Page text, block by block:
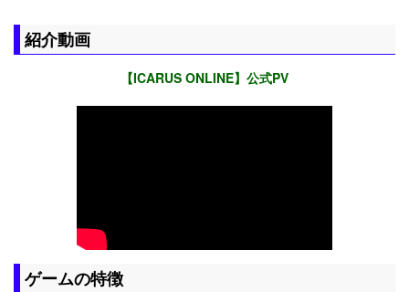
紹介動画
【ICARUS ONLINE】公式PV
ゲームの特徴